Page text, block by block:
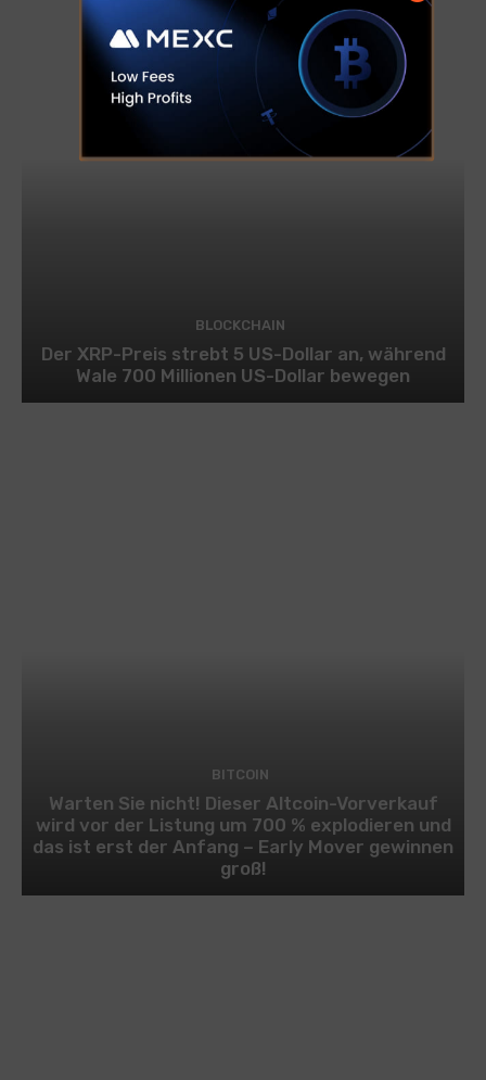
BLOCKCHAIN
Der XRP-Preis strebt 5 US-Dollar an, während
Wale 700 Millionen US-Dollar bewegen
BITCOIN
Warten Sie nicht! Dieser Altcoin-Vorverkauf
wird vor der Listung um 700 % explodieren und
das ist erst der Anfang – Early Mover gewinnen
groß!